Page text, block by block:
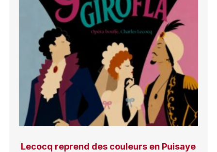
Lecocq reprend des couleurs en Puisaye